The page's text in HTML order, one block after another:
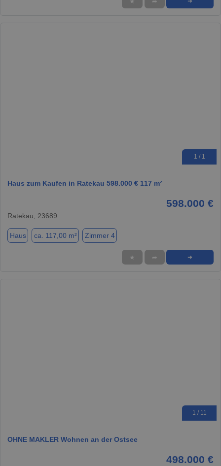
1 / 1
Haus zum Kaufen in Ratekau 598.000 € 117 m²
598.000 €
Ratekau, 23689
Haus ca. 117,00 m² Zimmer 4
★ ➦ ➜
1 / 11
OHNE MAKLER Wohnen an der Ostsee
498.000 €